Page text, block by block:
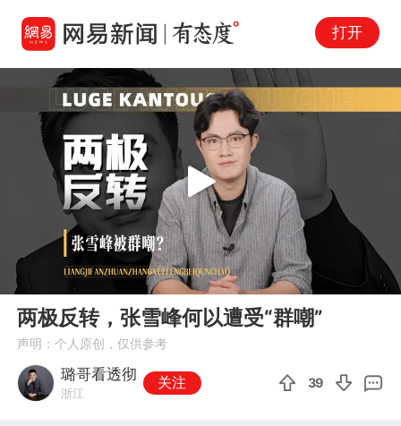
打开
04:31
Play
两极反转，张雪峰何以遭受“群嘲”
声明：个人原创，仅供参考
璐哥看透彻
浙江
关注 39